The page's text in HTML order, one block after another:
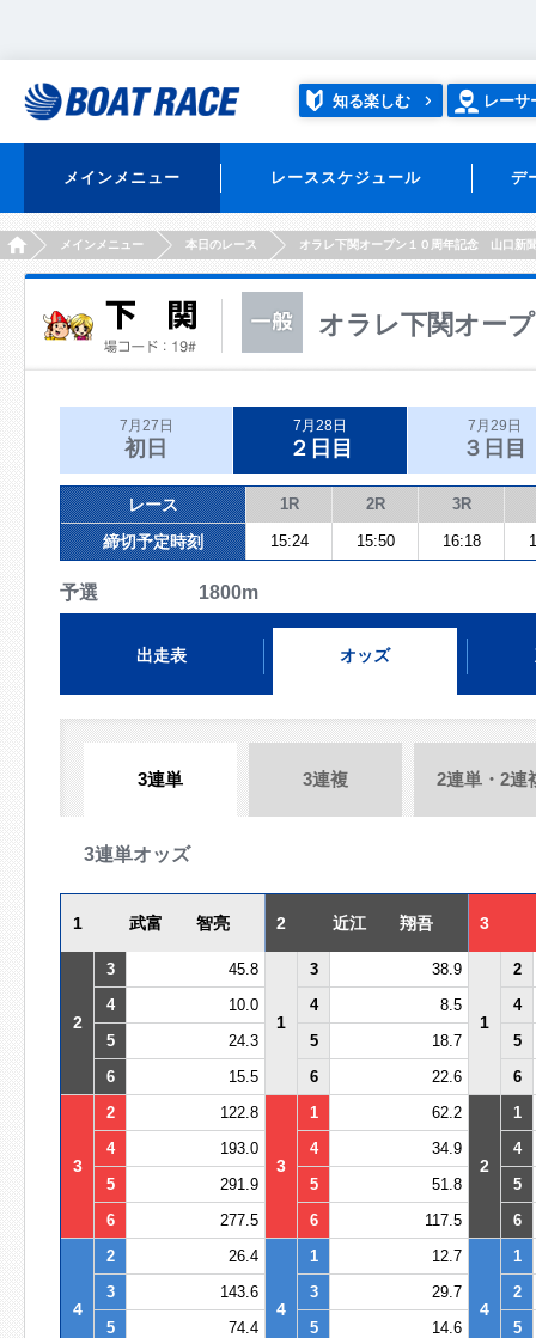
知る楽しむ レーサ
メインメニュー レーススケジュール デ
HOMEメインメニュー 本日のレース オラレ下関オープン１０周年記念 山口新
オラレ下関オー
7月27日
初日
7月28日
２日目
7月29日
３日目
レース 1R 2R 3R
締切予定時刻 15:24 15:50 16:18
予選 1800m
出走表 オッズ
3連単 3連複 2連単・2連
3連単オッズ
1 武富 智亮 2 近江 翔吾 3
2
3 45.8
1
3 38.9
1
2
4
10.0 4 8.5
4
5
24.3 5 18.7
5
6
15.5 6 22.6 6
3
2 122.8
3
1 62.2
2
1
4
193.0 4 34.9
4
5
291.9 5 51.8
5
6
277.5 6 117.5 6
4
2 26.4
4
1 12.7
4
1
3
143.6 3 29.7
2
5
74.4 5 14.6
5